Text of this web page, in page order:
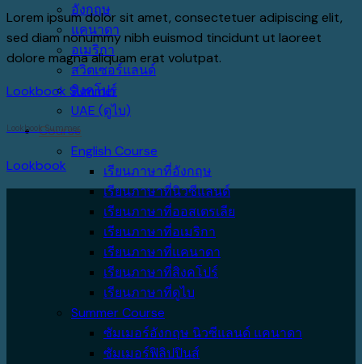
อังกฤษ
แคนาดา
อเมริกา
สวิตเซอร์แลนด์
สิงคโปร์
UAE (ดูไบ)
Course
English Course
เรียนภาษาที่อังกฤษ
เรียนภาษาที่นิวซีแลนด์
เรียนภาษาที่ออสเตรเลีย
เรียนภาษาที่อเมริกา
เรียนภาษาที่แคนาดา
เรียนภาษาที่สิงคโปร์
เรียนภาษาที่ดูไบ
Summer Course
ซัมเมอร์อังกฤษ นิวซีแลนด์ แคนาดา
ซัมเมอร์ฟิลิปปินส์
Lorem ipsum dolor sit amet, consectetuer adipiscing elit,
sed diam nonummy nibh euismod tincidunt ut laoreet
dolore magna aliquam erat volutpat.
Lookbook Summer
Lookbook Summer
Lookbook